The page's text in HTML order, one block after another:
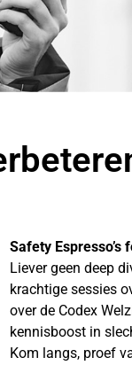
Safety
Liever geen deep
krachtige sessies
over de Codex
kennisboost in
Kom langs, proef